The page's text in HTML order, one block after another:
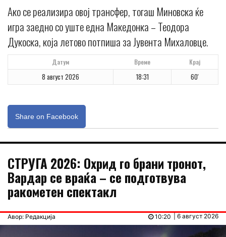
Ако се реализира овој трансфер, тогаш Миновска ќе
игра заедно со уште една Македонка – Теодора
Дукоска, која летово потпиша за Јувента Михаловце.
Датум Време Крај
8 август 2026 18:31 60'
Share on Facebook
СТРУГА 2026: Охрид го брани тронот,
Вардар се враќа – се подготвува
ракометен спектакл
Авор: Редакција | 6 август 2026
10:20